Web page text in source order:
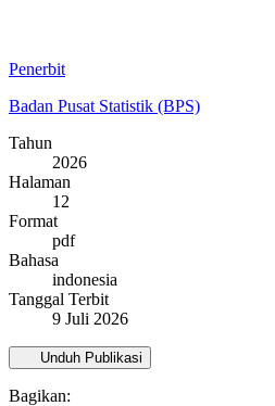
Penerbit
Badan Pusat Statistik (BPS)
Tahun
2026
Halaman
12
Format
pdf
Bahasa
indonesia
Tanggal Terbit
9 Juli 2026
Unduh Publikasi
Bagikan: